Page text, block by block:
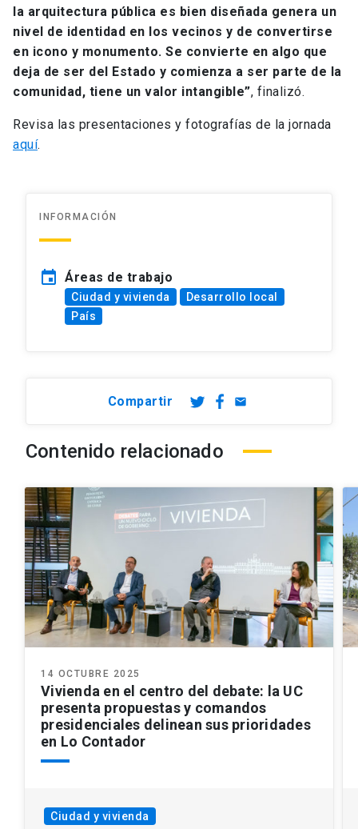
la arquitectura pública es bien diseñada genera un
nivel de identidad en los vecinos y de convertirse
en icono y monumento. Se convierte en algo que
deja de ser del Estado y comienza a ser parte de la
comunidad, tiene un valor intangible”, finalizó.
Revisa las presentaciones y fotografías de la jornada
aquí.
INFORMACIÓN
event Áreas de trabajo
Ciudad y vivienda
Desarrollo local
País
Compartir email
Contenido relacionado
14 OCTUBRE 2025
Vivienda en el centro del debate: la UC
presenta propuestas y comandos
presidenciales delinean sus prioridades
en Lo Contador
Ciudad y vivienda